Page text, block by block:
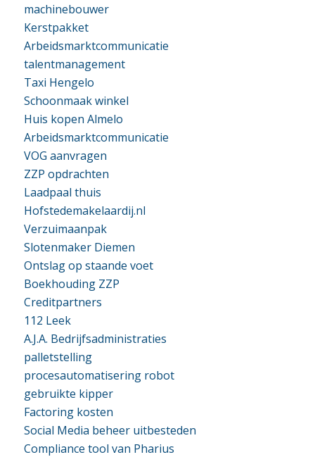
machinebouwer
Kerstpakket
Arbeidsmarktcommunicatie
talentmanagement
Taxi Hengelo
Schoonmaak winkel
Huis kopen Almelo
Arbeidsmarktcommunicatie
VOG aanvragen
ZZP opdrachten
Laadpaal thuis
Hofstedemakelaardij.nl
Verzuimaanpak
Slotenmaker Diemen
Ontslag op staande voet
Boekhouding ZZP
Creditpartners
112 Leek
A.J.A. Bedrijfsadministraties
palletstelling
procesautomatisering robot
gebruikte kipper
Factoring kosten
Social Media beheer uitbesteden
Compliance tool van Pharius